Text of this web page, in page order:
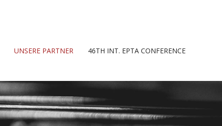
UNSERE PARTNER 46TH INT. EPTA CONFERENCE